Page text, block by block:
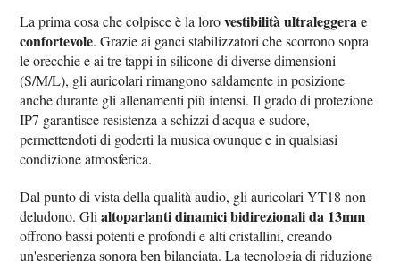
La prima cosa che colpisce è la lorovestibilità ultraleggera e
confortevole. Grazie ai ganci stabilizzatori che scorrono sopra
le orecchie e ai tre tappi in silicone di diverse dimensioni
(S/M/L), gli auricolari rimangono saldamente in posizione
anche durante gli allenamenti più intensi. Il grado di protezione
IP7 garantisce resistenza a schizzi d'acqua e sudore,
permettendoti di goderti la musica ovunque e in qualsiasi
condizione atmosferica.
Dal punto di vista della qualità audio, gli auricolari YT18 non
deludono. Glialtoparlanti dinamici bidirezionali da 13mm
offrono bassi potenti e profondi e alti cristallini, creando
un'esperienza sonora ben bilanciata. La tecnologia di riduzione